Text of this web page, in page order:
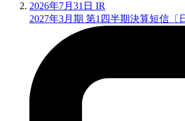
2026年7月31日 IR
2027年3月期 第1四半期決算短信〔